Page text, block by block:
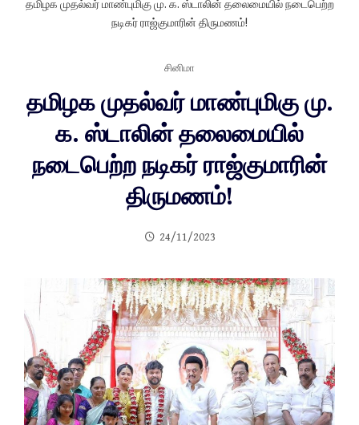
தமிழக முதல்வர் மாண்புமிகு மு. க. ஸ்டாலின் தலைமையில் நடைபெற்ற
நடிகர் ராஜ்குமாரின் திருமணம்!
சினிமா
தமிழக முதல்வர் மாண்புமிகு மு.
க. ஸ்டாலின் தலைமையில்
நடைபெற்ற நடிகர் ராஜ்குமாரின்
திருமணம்!
24/11/2023